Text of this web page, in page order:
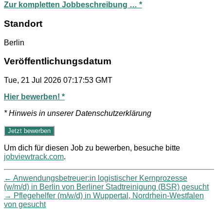
Zur kompletten Jobbeschreibung … *
Standort
Berlin
Veröffentlichungsdatum
Tue, 21 Jul 2026 07:17:53 GMT
Hier bewerben! *
* Hinweis in unserer Datenschutzerklärung
Um dich für diesen Job zu bewerben, besuche bitte
jobviewtrack.com.
← Anwendungsbetreuer:in logistischer Kernprozesse
(w/m/d) in Berlin von Berliner Stadtreinigung (BSR) gesucht
→ Pflegehelfer (m/w/d) in Wuppertal, Nordrhein-Westfalen
von gesucht